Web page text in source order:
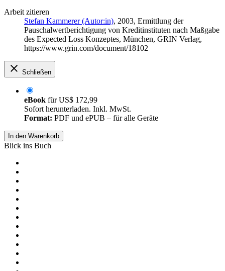
Arbeit zitieren
Stefan Kammerer (Autor:in), 2003, Ermittlung der
Pauschalwertberichtigung von Kreditinstituten nach Maßgabe
des Expected Loss Konzeptes, München, GRIN Verlag,
https://www.grin.com/document/18102
Schließen
eBook fürUS$ 172,99
Sofort herunterladen. Inkl. MwSt.
Format: PDF und ePUB – für alle Geräte
In den Warenkorb
Blick ins Buch